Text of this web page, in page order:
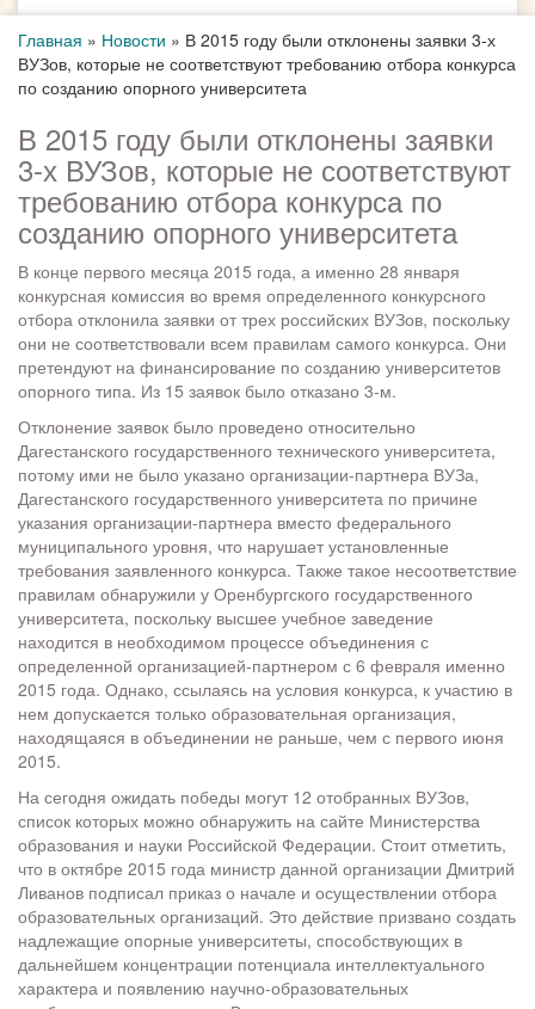
Главная » Новости » В 2015 году были отклонены заявки 3-х
ВУЗов, которые не соответствуют требованию отбора конкурса
по созданию опорного университета
В 2015 году были отклонены заявки
3-х ВУЗов, которые не соответствуют
требованию отбора конкурса по
созданию опорного университета
В конце первого месяца 2015 года, а именно 28 января
конкурсная комиссия во время определенного конкурсного
отбора отклонила заявки от трех российских ВУЗов, поскольку
они не соответствовали всем правилам самого конкурса. Они
претендуют на финансирование по созданию университетов
опорного типа. Из 15 заявок было отказано 3-м.
Отклонение заявок было проведено относительно
Дагестанского государственного технического университета,
потому ими не было указано организации-партнера ВУЗа,
Дагестанского государственного университета по причине
указания организации-партнера вместо федерального
муниципального уровня, что нарушает установленные
требования заявленного конкурса. Также такое несоответствие
правилам обнаружили у Оренбургского государственного
университета, поскольку высшее учебное заведение
находится в необходимом процессе объединения с
определенной организацией-партнером с 6 февраля именно
2015 года. Однако, ссылаясь на условия конкурса, к участию в
нем допускается только образовательная организация,
находящаяся в объединении не раньше, чем с первого июня
2015.
На сегодня ожидать победы могут 12 отобранных ВУЗов,
список которых можно обнаружить на сайте Министерства
образования и науки Российской Федерации. Стоит отметить,
что в октябре 2015 года министр данной организации Дмитрий
Ливанов подписал приказ о начале и осуществлении отбора
образовательных организаций. Это действие призвано создать
надлежащие опорные университеты, способствующих в
дальнейшем концентрации потенциала интеллектуального
характера и появлению научно-образовательных